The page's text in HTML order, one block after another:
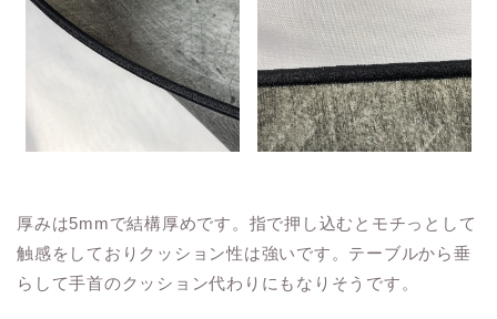
厚みは5mmで結構厚めです。指で押し込むとモチっとして
触感をしておりクッション性は強いです。テーブルから垂
らして手首のクッション代わりにもなりそうです。